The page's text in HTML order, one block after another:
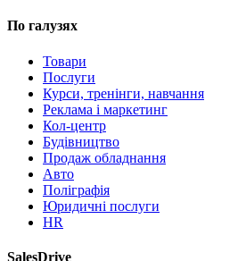
По галузях
Товари
Послуги
Курси, тренінги, навчання
Реклама і маркетинг
Кол-центр
Будівництво
Продаж обладнання
Авто
Поліграфія
Юридичні послуги
HR
SalesDrive